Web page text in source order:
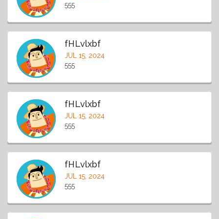
555
fHLvlxbf
JUL 15, 2024
555
fHLvlxbf
JUL 15, 2024
555
fHLvlxbf
JUL 15, 2024
555